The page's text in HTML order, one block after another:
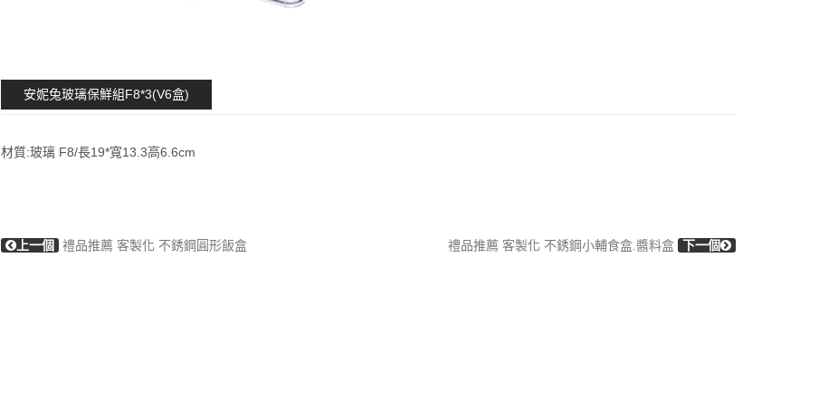
安妮兔玻璃保鮮組F8*3(V6盒)
材質:玻璃 F8/長19*寬13.3高6.6cm
上一個 禮品推薦 客製化 不銹鋼圓形飯盒 禮品推薦 客製化 不銹鋼小輔食盒.醬料盒 下一個